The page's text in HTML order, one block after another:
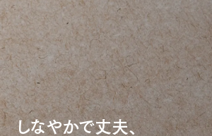
しなやかで丈夫、